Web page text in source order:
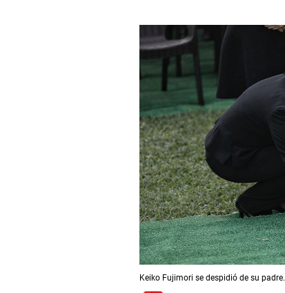
Keiko Fujimori se despidió de su padre.